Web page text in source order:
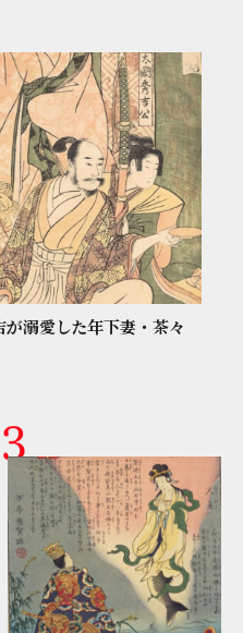
溺愛した年下妻・茶々